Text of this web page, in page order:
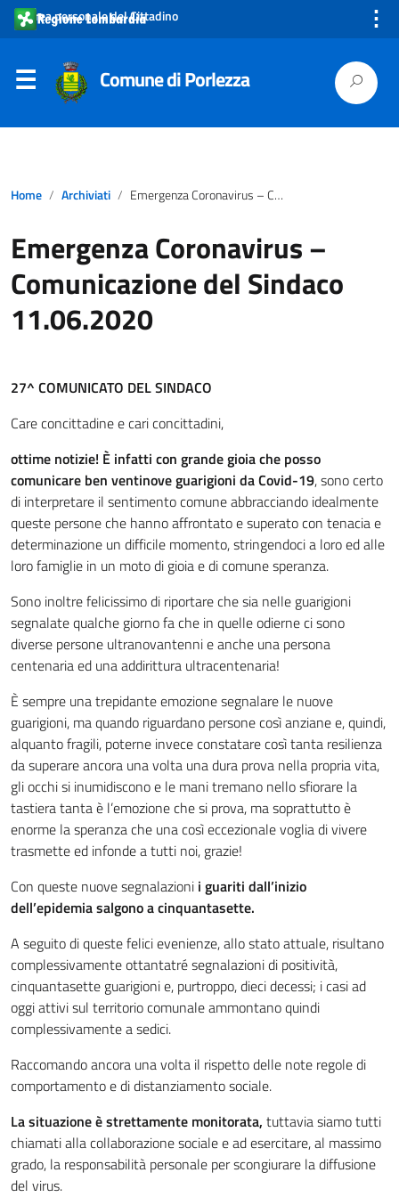
Area personale del Cittadino ⋮
Comune di Porlezza
Home Archiviati Emergenza Coronavirus – Comunicazione del Sindaco 11.06.2020
Emergenza Coronavirus –
Comunicazione del Sindaco
11.06.2020
27^ COMUNICATO DEL SINDACO
Care concittadine e cari concittadini,
ottime notizie! È infatti con grande gioia che posso
comunicare ben ventinove guarigioni da Covid-19, sono certo
di interpretare il sentimento comune abbracciando idealmente
queste persone che hanno affrontato e superato con tenacia e
determinazione un difficile momento, stringendoci a loro ed alle
loro famiglie in un moto di gioia e di comune speranza.
Sono inoltre felicissimo di riportare che sia nelle guarigioni
segnalate qualche giorno fa che in quelle odierne ci sono
diverse persone ultranovantenni e anche una persona
centenaria ed una addirittura ultracentenaria!
È sempre una trepidante emozione segnalare le nuove
guarigioni, ma quando riguardano persone così anziane e, quindi,
alquanto fragili, poterne invece constatare così tanta resilienza
da superare ancora una volta una dura prova nella propria vita,
gli occhi si inumidiscono e le mani tremano nello sfiorare la
tastiera tanta è l’emozione che si prova, ma soprattutto è
enorme la speranza che una così eccezionale voglia di vivere
trasmette ed infonde a tutti noi, grazie!
Con queste nuove segnalazioni i guariti dall’inizio
dell’epidemia salgono a cinquantasette.
A seguito di queste felici evenienze, allo stato attuale, risultano
complessivamente ottantatré segnalazioni di positività,
cinquantasette guarigioni e, purtroppo, dieci decessi; i casi ad
oggi attivi sul territorio comunale ammontano quindi
complessivamente a sedici.
Raccomando ancora una volta il rispetto delle note regole di
comportamento e di distanziamento sociale.
La situazione è strettamente monitorata, tuttavia siamo tutti
chiamati alla collaborazione sociale e ad esercitare, al massimo
grado, la responsabilità personale per scongiurare la diffusione
del virus.